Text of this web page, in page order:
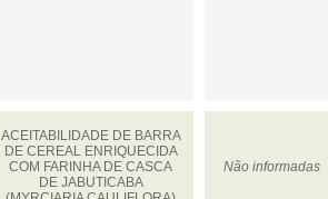
ACEITABILIDADE DE BARRA
DE CEREAL ENRIQUECIDA
COM FARINHA DE CASCA
DE JABUTICABA
Não informadas